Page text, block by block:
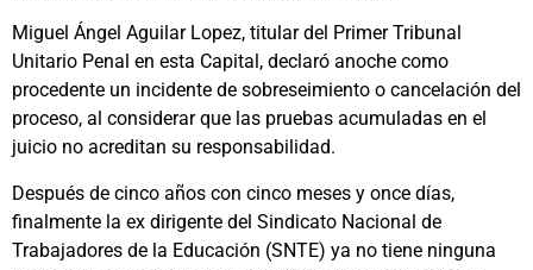
Miguel Ángel Aguilar Lopez, titular del Primer Tribunal
Unitario Penal en esta Capital, declaró anoche como
procedente un incidente de sobreseimiento o cancelación del
proceso, al considerar que las pruebas acumuladas en el
juicio no acreditan su responsabilidad.
Después de cinco años con cinco meses y once días,
finalmente la ex dirigente del Sindicato Nacional de
Trabajadores de la Educación (SNTE) ya no tiene ninguna